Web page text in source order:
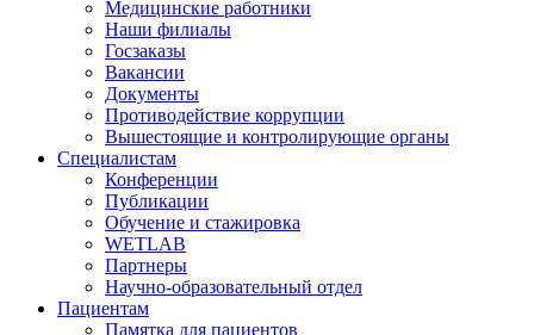
Медицинские работники
Наши филиалы
Госзаказы
Вакансии
Документы
Противодействие коррупции
Вышестоящие и контролирующие органы
Специалистам
Конференции
Публикации
Обучение и стажировка
WETLAB
Партнеры
Научно-образовательный отдел
Пациентам
Памятка для пациентов